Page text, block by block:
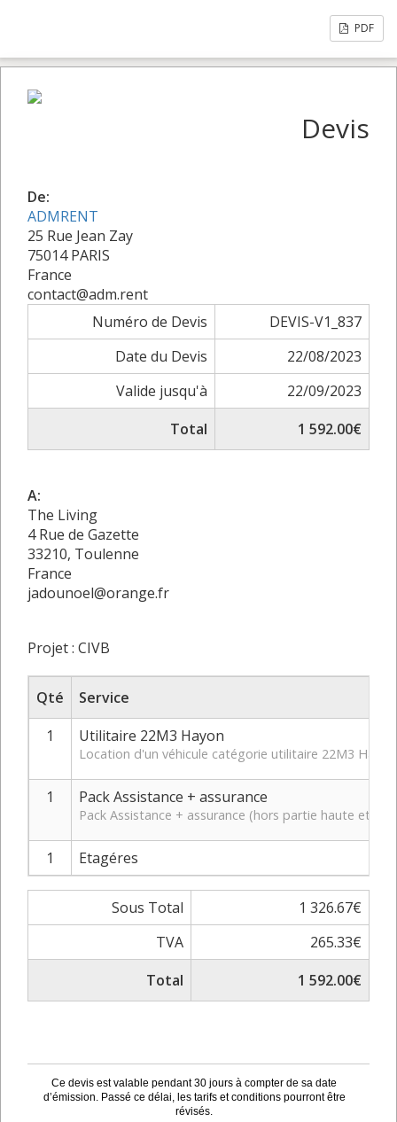
PDF
Devis
De:
ADMRENT
25 Rue Jean Zay
75014 PARIS
France
contact@adm.rent
Numéro de Devis
DEVIS-V1_837
Date du Devis
22/08/2023
Valide jusqu'à
22/09/2023
Total
1 592.00€
A:
The Living
4 Rue de Gazette
33210, Toulenne
France
jadounoel@orange.fr
Projet : CIVB
Qté
Service
1
Utilitaire 22M3 Hayon
Location d'un véhicule catégorie utilitaire 22M3
1 Pack Assistance + assurance
Pack Assistance + assurance (hors partie haute et
1 Etagéres
Sous Total
1 326.67€
TVA
265.33€
Total
1 592.00€
Ce devis est valable pendant 30 jours à compter de sa date
d’émission. Passé ce délai, les tarifs et conditions pourront être
révisés.